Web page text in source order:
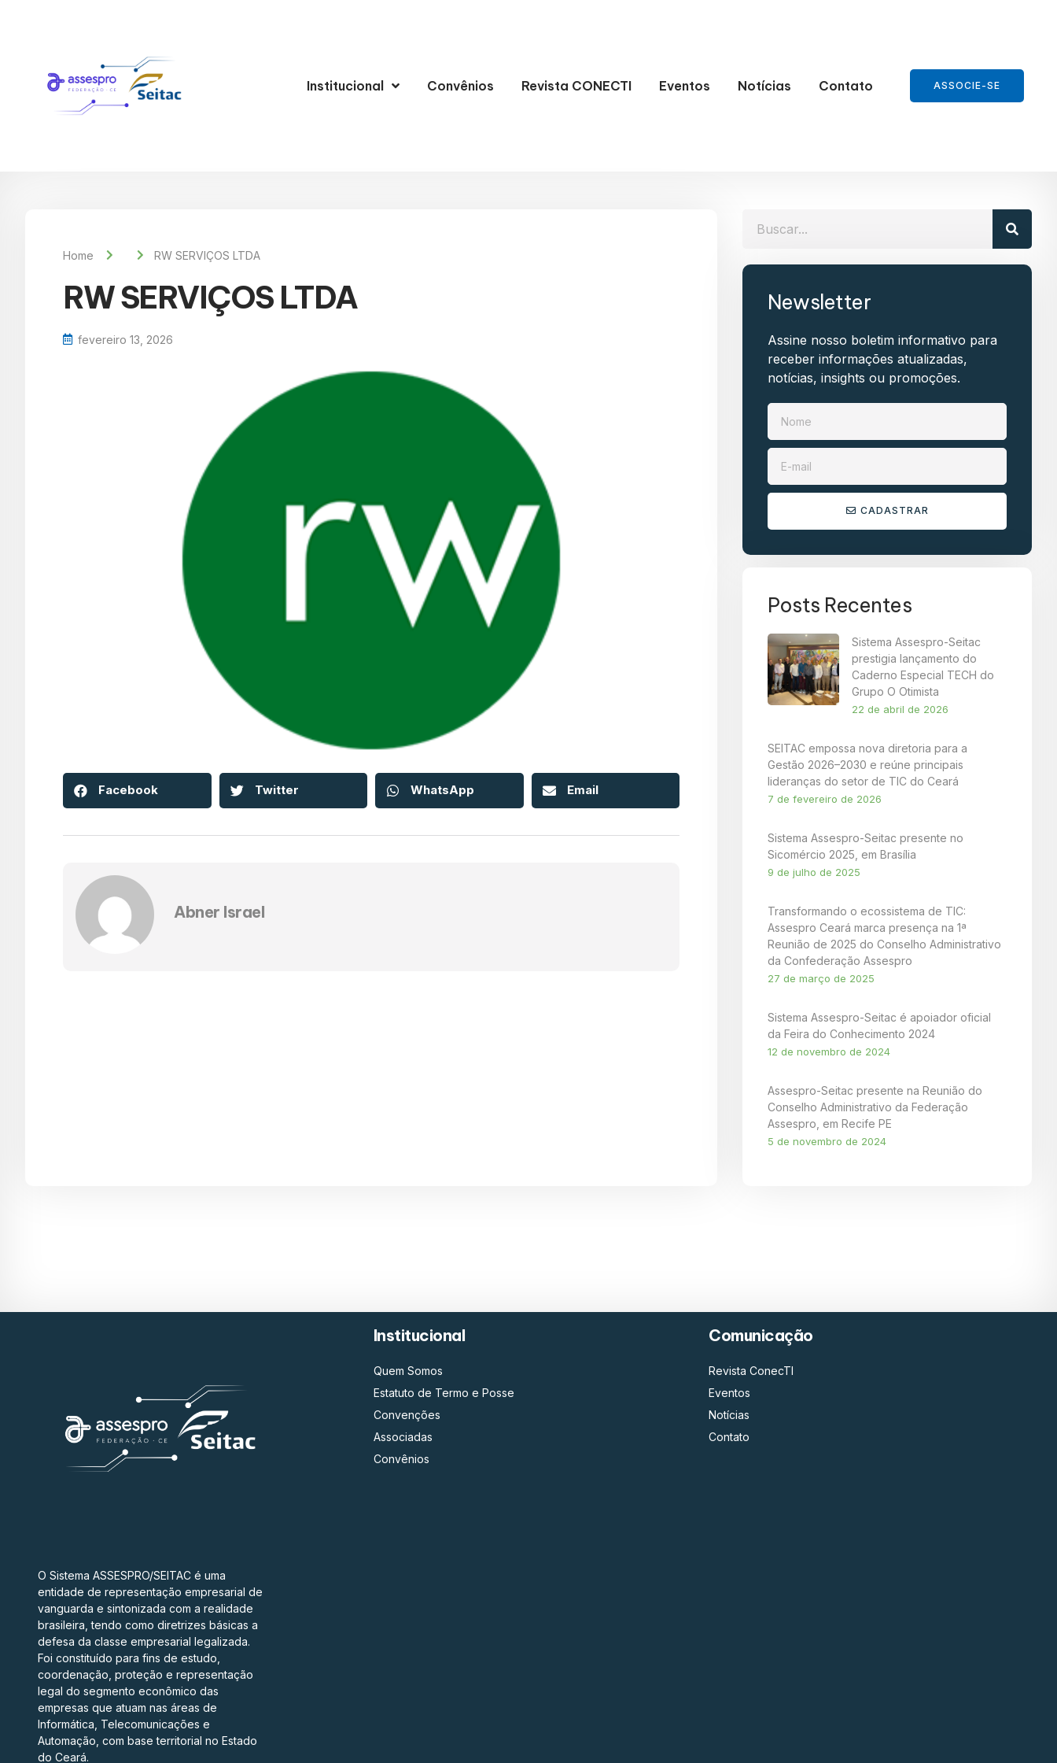
Institucional Convênios Revista CONECTI Eventos Notícias Contato ASSOCIE-SE
Home RW SERVIÇOS LTDA
RW SERVIÇOS LTDA
fevereiro 13, 2026
Facebook Twitter WhatsApp Email
Abner Israel
Newsletter
Assine nosso boletim informativo para
receber informações atualizadas,
notícias, insights ou promoções.​
CADASTRAR
Posts Recentes
Sistema Assespro-Seitac
prestigia lançamento do
Caderno Especial TECH do
Grupo O Otimista
22 de abril de 2026
SEITAC empossa nova diretoria para a
Gestão 2026–2030 e reúne principais
lideranças do setor de TIC do Ceará
7 de fevereiro de 2026
Sistema Assespro-Seitac presente no
Sicomércio 2025, em Brasília
9 de julho de 2025
Transformando o ecossistema de TIC:
Assespro Ceará marca presença na 1ª
Reunião de 2025 do Conselho Administrativo
da Confederação Assespro
27 de março de 2025
Sistema Assespro-Seitac é apoiador oficial
da Feira do Conhecimento 2024
12 de novembro de 2024
Assespro-Seitac presente na Reunião do
Conselho Administrativo da Federação
Assespro, em Recife PE
5 de novembro de 2024
O Sistema ASSESPRO/SEITAC é uma
entidade de representação empresarial de
vanguarda e sintonizada com a realidade
brasileira, tendo como diretrizes básicas a
defesa da classe empresarial legalizada.
Foi constituído para fins de estudo,
coordenação, proteção e representação
legal do segmento econômico das
empresas que atuam nas áreas de
Informática, Telecomunicações e
Automação, com base territorial no Estado
do Ceará.
Institucional
Quem Somos
Estatuto de Termo e Posse
Convenções
Associadas
Convênios
Comunicação
Revista ConecTI
Eventos
Notícias
Contato